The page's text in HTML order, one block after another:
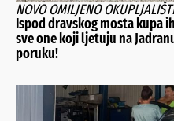
NOVO OMILJENO
Ispod dravskog mosta kupa
sve one koji ljetuju na
poruku!